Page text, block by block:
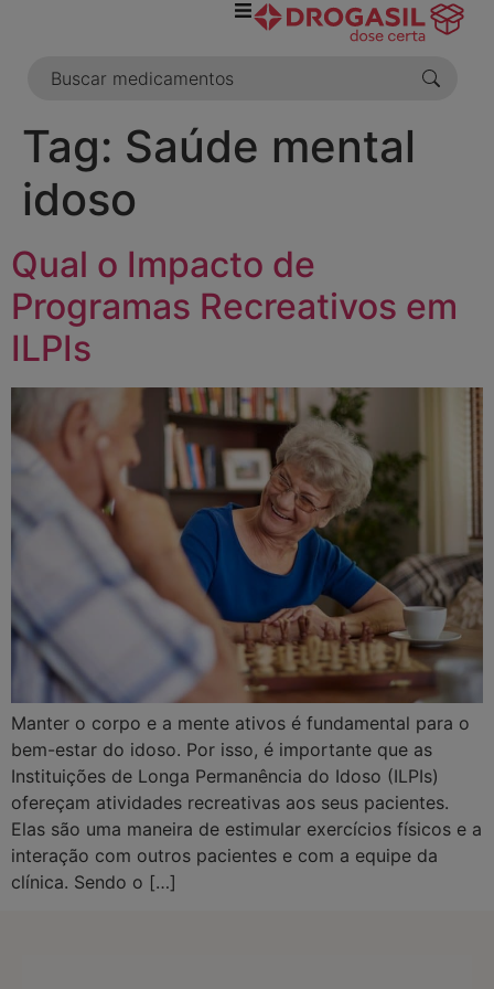
Tag: Saúde mental
idoso
Qual o Impacto de
Programas Recreativos em
ILPIs
Manter o corpo e a mente ativos é fundamental para o
bem-estar do idoso. Por isso, é importante que as
Instituições de Longa Permanência do Idoso (ILPIs)
ofereçam atividades recreativas aos seus pacientes.
Elas são uma maneira de estimular exercícios físicos e a
interação com outros pacientes e com a equipe da
clínica. Sendo o […]